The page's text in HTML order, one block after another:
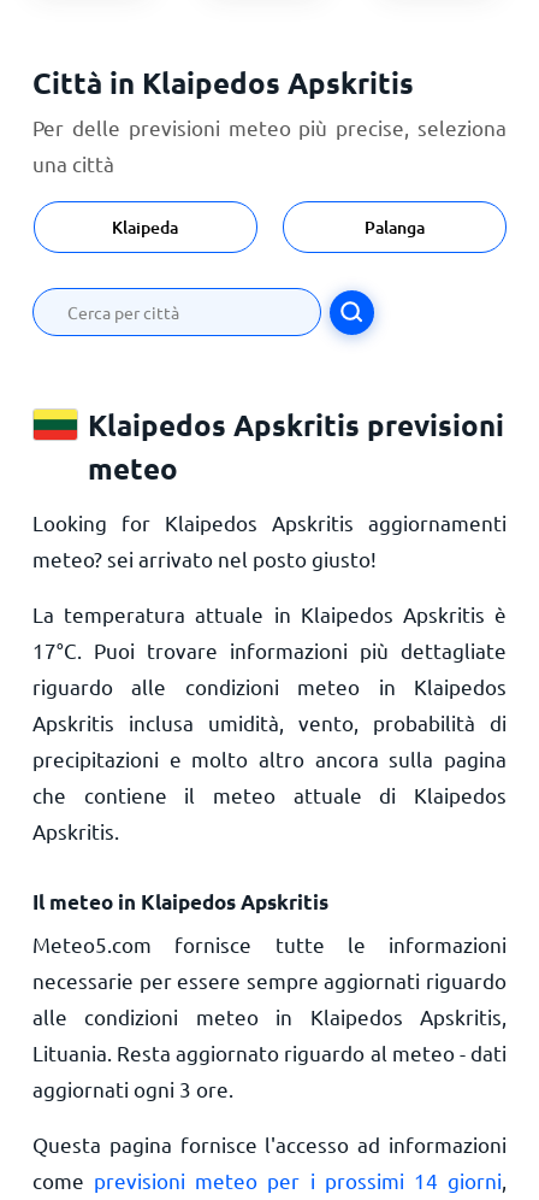
Città in Klaipedos Apskritis
Per delle previsioni meteo più precise, seleziona
una città
Klaipeda Palanga
Klaipedos Apskritis previsioni
meteo
Looking for Klaipedos Apskritis aggiornamenti
meteo? sei arrivato nel posto giusto!
La temperatura attuale in Klaipedos Apskritis è
17°C . Puoi trovare informazioni più dettagliate
riguardo alle condizioni meteo in Klaipedos
Apskritis inclusa umidità, vento, probabilità di
precipitazioni e molto altro ancora sulla pagina
che contiene il meteo attuale di Klaipedos
Apskritis.
Il meteo in Klaipedos Apskritis
Meteo5.com fornisce tutte le informazioni
necessarie per essere sempre aggiornati riguardo
alle condizioni meteo in Klaipedos Apskritis,
Lituania. Resta aggiornato riguardo al meteo - dati
aggiornati ogni 3 ore.
Questa pagina fornisce l'accesso ad informazioni
come previsioni meteo per i prossimi 14 giorni